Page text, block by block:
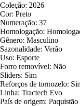
Coleção: 2026
Cor: Preto
Numeração: 37
Homologação:
Gênero: Masculino
Sazonalidade: Verão
Uso: Esporte
Forro removível: Não
Sliders: Sim
Reforços de tornozelo:
Linha: Tractech Evo
País de origem: Paquistão